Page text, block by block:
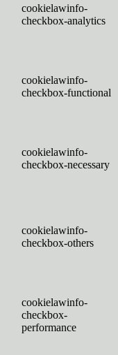
cookielawinfo-
checkbox-analytics
cookielawinfo-
checkbox-functional
cookielawinfo-
checkbox-necessary
cookielawinfo-
checkbox-others
cookielawinfo-
checkbox-
performance